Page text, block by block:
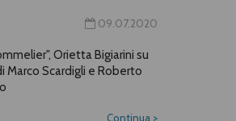
09.07.2020
Orietta Bigiarini su
Marco Scardigli e Roberto
Continua >